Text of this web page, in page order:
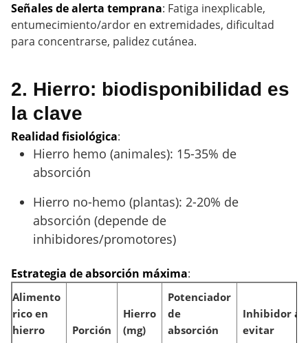
Señales de alerta temprana: Fatiga inexplicable,
entumecimiento/ardor en extremidades, dificultad
para concentrarse, palidez cutánea.
2. Hierro: biodisponibilidad es
la clave
Realidad fisiológica:
Hierro hemo (animales): 15-35% de
absorción
Hierro no-hemo (plantas): 2-20% de
absorción (depende de
inhibidores/promotores)
Estrategia de absorción máxima:
Alimento
rico en
hierro
Porción
Hierro
(mg)
Potenciador
de
absorción
Inhibidor a
evitar